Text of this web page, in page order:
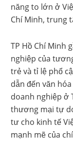
năng to lớn ở
Chí Minh, trung
TP Hồ Chí Minh
nghiệp của
trẻ và tỉ lệ phổ
dẫn đến văn
doanh nghiệp ở
thương mại tự
tư cho kinh tế
mạnh mẽ của